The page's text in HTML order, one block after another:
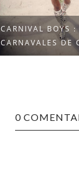
CARNIVAL BOYS :
CARNAVALES DE
0